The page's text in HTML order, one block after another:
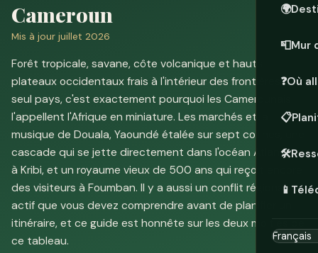
🌍
📮Mur
❓Où
📋
🛠️
📱
Cameroun
Mis à jour juillet 2026
Forêt tropicale, savane, côte volcanique et hauts
plateaux occidentaux frais à l'intérieur des frontières d'un
seul pays, c'est exactement pourquoi les Camerounais
l'appellent l'Afrique en miniature. Les marchés et la
musique de Douala, Yaoundé étalée sur sept collines, une
cascade qui se jette directement dans l'océan Atlantique
à Kribi, et un royaume vieux de 500 ans qui reçoit encore
des visiteurs à Foumban. Il y a aussi un conflit régional
actif que vous devez comprendre avant de planifier un
itinéraire, et ce guide est honnête sur les deux moitiés de
ce tableau.